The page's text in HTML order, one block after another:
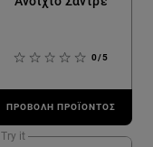
0/5
ΠΡΟΒΟΛΉ ΠΡΟΪΌΝΤΟΣ
Try it